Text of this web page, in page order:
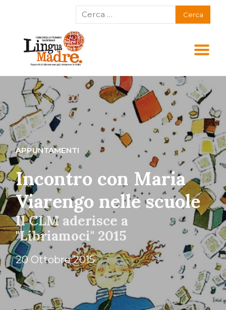
APPUNTAMENTI
Incontro con Maria
Viarengo nelle scuole
Il CLM aderisce a
"Libriamoci" 2015
20 Ottobre 2015